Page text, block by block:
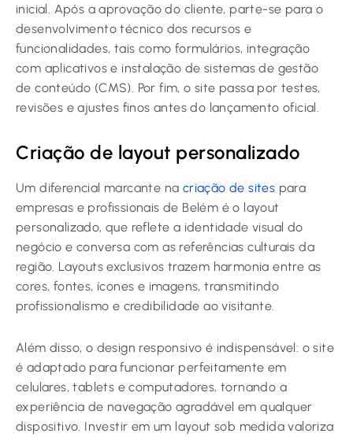
inicial. Após a aprovação do cliente, parte-se para o
desenvolvimento técnico dos recursos e
funcionalidades, tais como formulários, integração
com aplicativos e instalação de sistemas de gestão
de conteúdo (CMS). Por fim, o site passa por testes,
revisões e ajustes finos antes do lançamento oficial.
Criação de layout personalizado
Um diferencial marcante na criação de sites para
empresas e profissionais de Belém é o layout
personalizado, que reflete a identidade visual do
negócio e conversa com as referências culturais da
região. Layouts exclusivos trazem harmonia entre as
cores, fontes, ícones e imagens, transmitindo
profissionalismo e credibilidade ao visitante.
Além disso, o design responsivo é indispensável: o site
é adaptado para funcionar perfeitamente em
celulares, tablets e computadores, tornando a
experiência de navegação agradável em qualquer
dispositivo. Investir em um layout sob medida valoriza